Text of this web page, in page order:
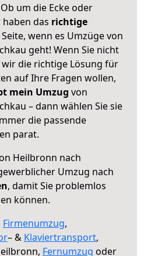
um die Ecke oder
das richtige
wenn es Umzüge von
geht! Wenn Sie nicht
die richtige Lösung für
auf Ihre Fragen wollen,
mein Umzug von
– dann wählen Sie sie
die passende
parat.
Heilbronn nach
Umzug nach
, damit Sie problemlos
können.
Firmenumzug,
– & Klaviertransport,
Fernumzug oder